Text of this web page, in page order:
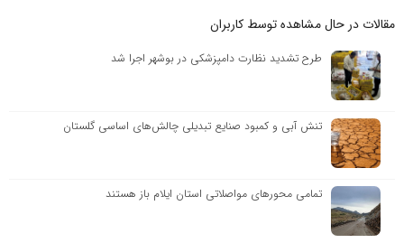
مقالات در حال مشاهده توسط کاربران
طرح تشدید نظارت دامپزشکی در بوشهر اجرا شد
تنش آبی و کمبود صنایع تبدیلی چالش‌های اساسی گلستان
تمامی محورهای مواصلاتی استان ایلام باز هستند